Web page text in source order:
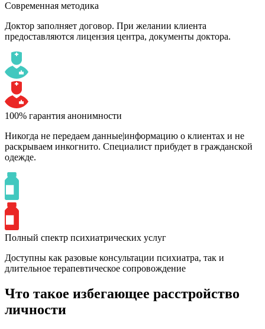
Современная методика
Доктор заполняет договор. При желании клиента
предоставляются лицензия центра, документы доктора.
100% гарантия анонимности
Никогда не передаем данные|информацию о клиентах и не
раскрываем инкогнито. Специалист прибудет в гражданской
одежде.
Полный спектр психиатрических услуг
Доступны как разовые консультации психиатра, так и
длительное терапевтическое сопровождение
Что такое избегающее расстройство
личности